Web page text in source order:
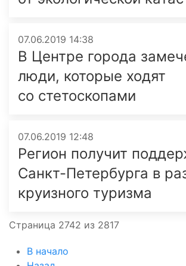
07.06.2019 14:38
В Центре города
люди, которые ходят
со стетоскопами
07.06.2019 12:48
Регион получит
Санкт-Петербурга в
круизного туризма
Страница 2742 из 2817
В начало